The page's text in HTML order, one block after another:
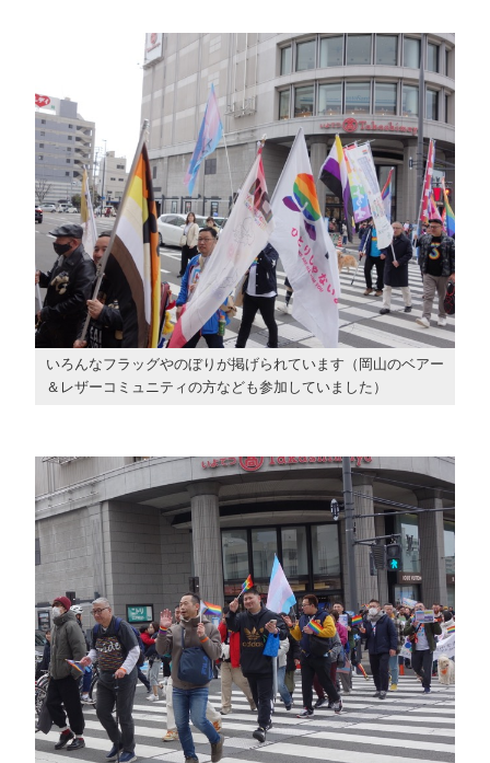
いろんなフラッグやのぼりが掲げられています（岡山のベアー
＆レザーコミュニティの方なども参加していました）